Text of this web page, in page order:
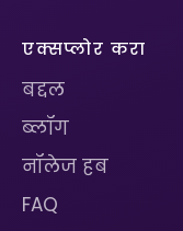
एक्सप्लोर करा
बद्दल
ब्लॉग
नॉलेज हब
FAQ